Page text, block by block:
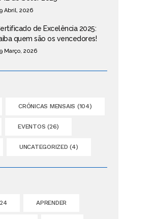
Abril, 2026
de Excelência 2025:
quem são os vencedores!
Março, 2026
CRÓNICAS MENSAIS (104)
EVENTOS (26)
UNCATEGORIZED (4)
APRENDER